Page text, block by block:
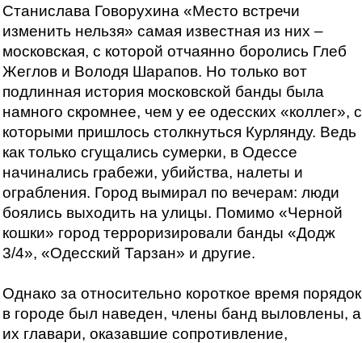
Станислава Говорухина «Место встречи
изменить нельзя» самая известная из них –
московская, с которой отчаянно боролись Глеб
Жеглов и Володя Шарапов. Но только вот
подлинная история московской банды была
намного скромнее, чем у ее одесских «коллег», с
которыми пришлось столкнуться Курлянду. Ведь
как только сгущались сумерки, в Одессе
начинались грабежи, убийства, налеты и
ограбления. Город вымирал по вечерам: люди
боялись выходить на улицы. Помимо «Черной
кошки» город терроризировали банды «Додж
3/4», «Одесский Тарзан» и другие.
Однако за относительно короткое время порядок
в городе был наведен, члены банд выловлены, а
их главари, оказавшие сопротивление,